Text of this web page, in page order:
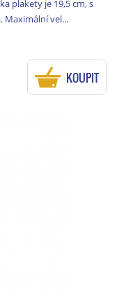
plakety je 19,5 cm, s
Maximální vel...
KOUPIT